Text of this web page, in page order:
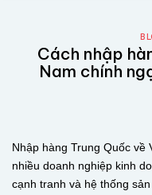
Cách nhập
Nam chính
Nhập hàng Trung Quốc về
nhiều doanh nghiệp kinh
cạnh tranh và hệ thống